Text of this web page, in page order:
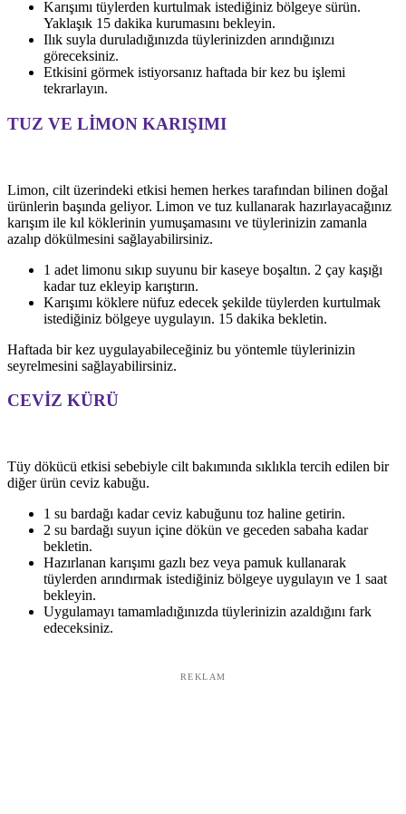
Karışımı tüylerden kurtulmak istediğiniz bölgeye sürün.
Yaklaşık 15 dakika kurumasını bekleyin.
Ilık suyla duruladığınızda tüylerinizden arındığınızı
göreceksiniz.
Etkisini görmek istiyorsanız haftada bir kez bu işlemi
tekrarlayın.
TUZ VE LİMON KARIŞIMI
Limon, cilt üzerindeki etkisi hemen herkes tarafından bilinen doğal
ürünlerin başında geliyor. Limon ve tuz kullanarak hazırlayacağınız
karışım ile kıl köklerinin yumuşamasını ve tüylerinizin zamanla
azalıp dökülmesini sağlayabilirsiniz.
1 adet limonu sıkıp suyunu bir kaseye boşaltın. 2 çay kaşığı
kadar tuz ekleyip karıştırın.
Karışımı köklere nüfuz edecek şekilde tüylerden kurtulmak
istediğiniz bölgeye uygulayın. 15 dakika bekletin.
Haftada bir kez uygulayabileceğiniz bu yöntemle tüylerinizin
seyrelmesini sağlayabilirsiniz.
CEVİZ KÜRÜ
Tüy dökücü etkisi sebebiyle cilt bakımında sıklıkla tercih edilen bir
diğer ürün ceviz kabuğu.
1 su bardağı kadar ceviz kabuğunu toz haline getirin.
2 su bardağı suyun içine dökün ve geceden sabaha kadar
bekletin.
Hazırlanan karışımı gazlı bez veya pamuk kullanarak
tüylerden arındırmak istediğiniz bölgeye uygulayın ve 1 saat
bekleyin.
Uygulamayı tamamladığınızda tüylerinizin azaldığını fark
edeceksiniz.
REKLAM